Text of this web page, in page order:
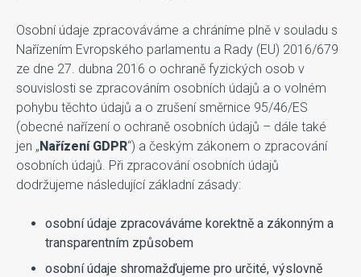
Osobní údaje zpracováváme a chráníme plně v souladu s
Nařízením Evropského parlamentu a Rady (EU) 2016/679
ze dne 27. dubna 2016 o ochraně fyzických osob v
souvislosti se zpracováním osobních údajů a o volném
pohybu těchto údajů a o zrušení směrnice 95/46/ES
(obecné nařízení o ochraně osobních údajů – dále také
jen „Nařízení GDPR“) a českým zákonem o zpracování
osobních údajů. Při zpracování osobních údajů
dodržujeme následující základní zásady:
osobní údaje zpracováváme korektně a zákonným a
transparentním způsobem
osobní údaje shromažďujeme pro určité, výslovně